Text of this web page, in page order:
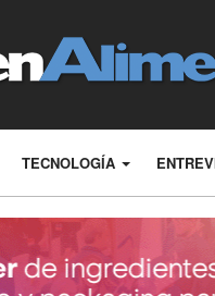
TECNOLOGÍA